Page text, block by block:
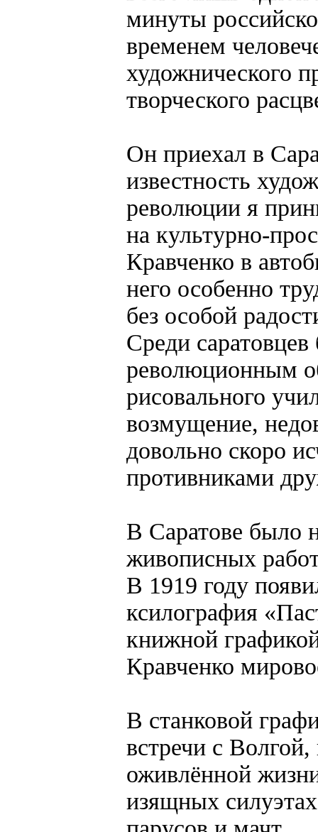
минуты
временем
художнического
творческого
Он приехал в
известность
революции я
на культурно-
Кравченко в
него особенно
без особой
Среди
революционным
рисовального
возмущение,
довольно скоро
противниками
В Саратове было
живописных
В 1919 году
ксилография
книжной
Кравченко
В станковой
встречи с
оживлённой
изящных